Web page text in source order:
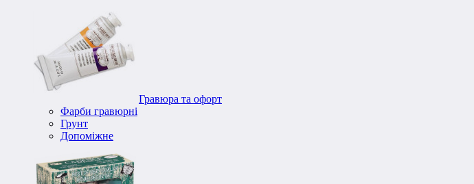
Гравюра та офорт
Фарби гравюрні
Грунт
Допоміжне